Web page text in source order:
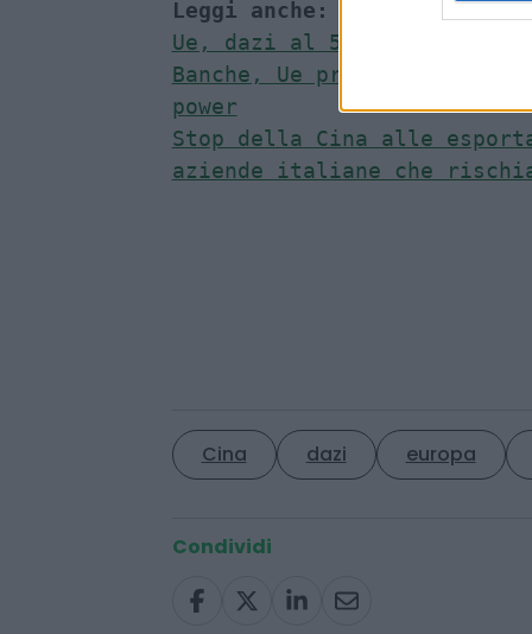
le autorità olandesi mentre
possibili passi”.
Leggi anche:
Ue, dazi al 50%
Banche, Ue pronta ad
Cina